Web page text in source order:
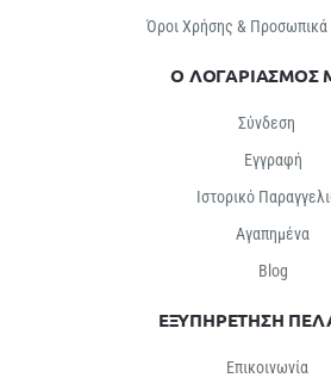
Όροι Χρήσης &
Ο ΛΟΓΑΡΙΑΣΜΟΣ
Σύνδεση
Εγγραφή
Ιστορικό
Αγαπημένα
Βlog
ΕΞΥΠΗΡΕΤΗΣΗ
Επικοινωνία